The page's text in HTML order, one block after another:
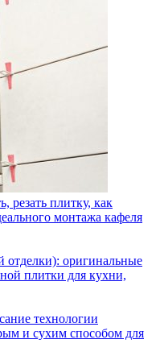
резать плитку, как
монтажа кафеля
отделки): оригинальные
плитки для кухни,
технологии
и сухим способом для